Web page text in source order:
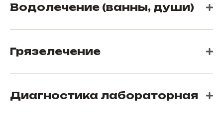
Водолечение (ванны, души)
Грязелечение
Диагностика лабораторная